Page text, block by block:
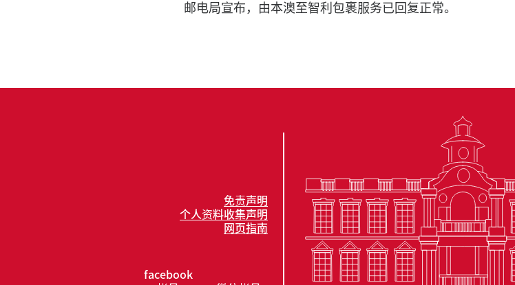
邮电局宣布，由本澳至智利包裹服务已回复正常。
免责声明
个人资料收集声明
网页指南
facebook